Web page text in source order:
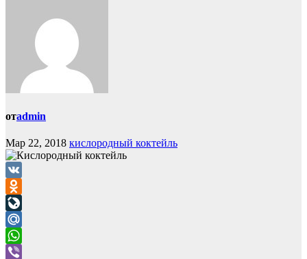
отadmin
Мар 22, 2018 кислородный коктейль
VK
Odnoklassniki
LiveJournal
Mail.Ru
WhatsApp